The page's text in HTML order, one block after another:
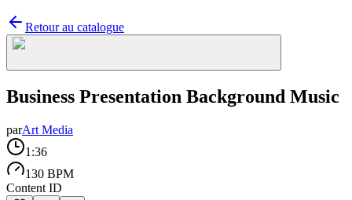
Retour au catalogue
Business Presentation Background Music
parArt Media
1:36
130 BPM
Content ID